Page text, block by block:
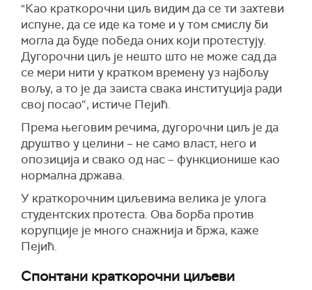
"Као краткорочни циљ видим да се ти захтеви
испуне, да се иде ка томе и у том смислу би
могла да буде победа оних који протестују.
Дугорочни циљ је нешто што не може сад да
се мери нити у кратком времену уз најбољу
вољу, а то је да заиста свака институција ради
свој посао“, истиче Пејић.
Према његовим речима, дугорочни циљ је да
друштво у целини – не само власт, него и
опозиција и свако од нас – функционише као
нормална држава.
У краткорочним циљевима велика је улога
студентских протеста. Ова борба против
корупције је много снажнија и бржа, каже
Пејић.
Спонтани краткорочни циљеви